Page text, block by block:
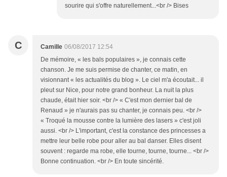
sourire qui s'offre naturellement...<br /> Bises
C Camille 06/08/2017 12:54
De mémoire, « les bals populaires », je connais cette
chanson. Je me suis permise de chanter, ce matin, en
visionnant « les actualités du blog ». Le ciel m'a écoutait... il
pleut sur Nice, pour notre grand bonheur. La nuit la plus
chaude, était hier soir. <br /> « C'est mon dernier bal de
Renaud » je n'aurais pas su chanter, je connais peu. <br />
« Troqué la mousse contre la lumière des lasers » c'est joli
aussi. <br /> L'important, c'est la constance des princesses a
mettre leur belle robe pour aller au bal danser. Elles disent
souvent : regarde ma robe, elle tourne, tourne, tourne... <br />
Bonne continuation. <br /> En toute sincérité.